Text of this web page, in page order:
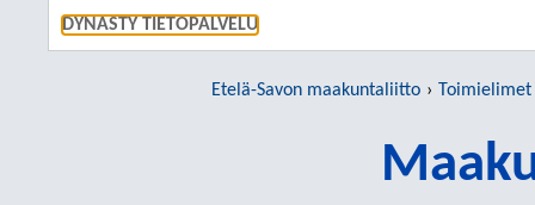
DYNASTY TIETOPALVELU
Etelä-Savon maakuntaliitto Toimielimet